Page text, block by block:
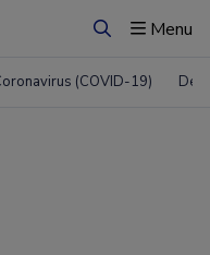
ZoekenMenu
(COVID-19)